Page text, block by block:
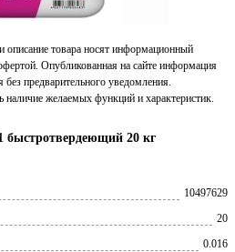
20 кг
10497629
20
0.016
описание товара носят информационный
Опубликованная на сайте информация
предварительного уведомления.
желаемых функций и характеристик.